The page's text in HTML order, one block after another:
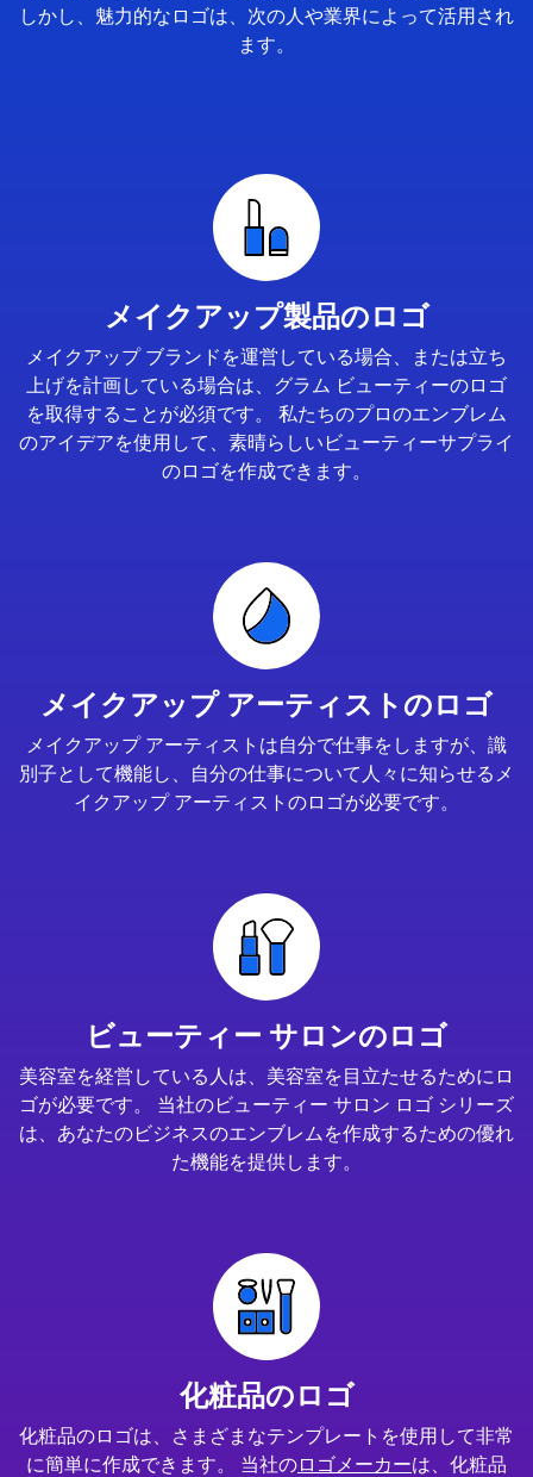
しかし、魅力的なロゴは、次の人や業界によって活用され
ます。
メイクアップ製品のロゴ
メイクアップ ブランドを運営している場合、または立ち
上げを計画している場合は、グラム ビューティーのロゴ
を取得することが必須です。 私たちのプロのエンブレム
のアイデアを使用して、素晴らしいビューティーサプライ
のロゴを作成できます。
メイクアップ アーティストのロゴ
メイクアップ アーティストは自分で仕事をしますが、識
別子として機能し、自分の仕事について人々に知らせるメ
イクアップ アーティストのロゴが必要です。
ビューティー サロンのロゴ
美容室を経営している人は、美容室を目立たせるためにロ
ゴが必要です。 当社のビューティー サロン ロゴ シリーズ
は、あなたのビジネスのエンブレムを作成するための優れ
た機能を提供します。
化粧品のロゴ
化粧品のロゴは、さまざまなテンプレートを使用して非常
に簡単に作成できます。 当社のロゴメーカーは、化粧品